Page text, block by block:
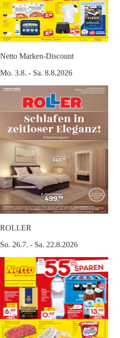
Netto Marken-Discount
Mo. 3.8. - Sa. 8.8.2026
ROLLER
So. 26.7. - Sa. 22.8.2026